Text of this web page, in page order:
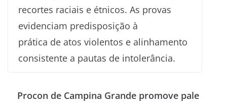
recortes raciais e étnicos. As provas
evidenciam predisposição à
prática de atos violentos e alinhamento
consistente a pautas de intolerância.
Procon de Campina Grande promove pale